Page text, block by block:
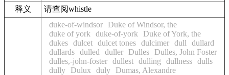
释义
请查阅whistle
duke-of-windsor
Duke of Windsor, the
duke of york
duke-of-york
Duke of York, the
dukes dulcet dulcet tones dulcimer dull
dullard
dullards dulled duller Dulles
Dulles, John Foster
dulles,-john-foster dullest dulling dullness dulls
dully
Dulux duly
Dumas, Alexandre